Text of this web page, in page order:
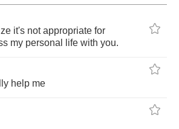
it's not appropriate for
my personal life with you.
help me